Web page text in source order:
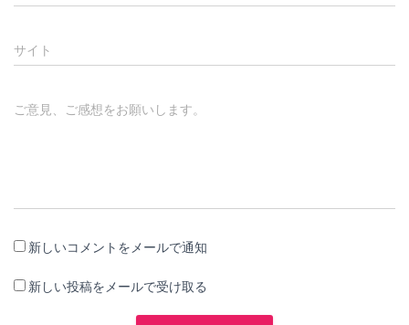
サイト
ご意見、ご感想をお願いします。
新しいコメントをメールで通知
新しい投稿をメールで受け取る